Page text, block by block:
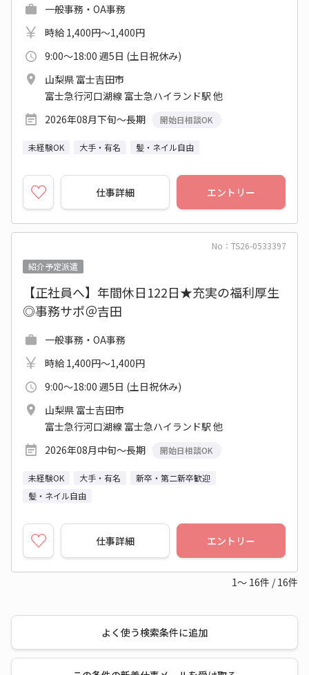
一般事務・OA事務
時給 1,400円～1,400円
9:00～18:00 週5日 (土日祝休み)
山梨県 富士吉田市
富士急行河口湖線 富士急ハイランド駅 他
2026年08月下旬～長期
開始日相談OK
未経験OK 大手・有名 髪・ネイル自由
仕事詳細 エントリー
No：TS26-0533397
紹介予定派遣
【正社員へ】年間休日122日★充実の福利厚生
◎事務サポ＠吉田
一般事務・OA事務
時給 1,400円～1,400円
9:00～18:00 週5日 (土日祝休み)
山梨県 富士吉田市
富士急行河口湖線 富士急ハイランド駅 他
2026年08月中旬～長期
開始日相談OK
未経験OK 大手・有名
新卒・第二新卒歓迎
髪・ネイル自由
仕事詳細 エントリー
1～ 16件 / 16件
よく使う検索条件に追加